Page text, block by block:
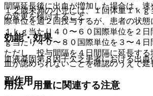
間隔延長後に出血が増加した場合は、
の変更を検討すること。
効能・効果
血液凝固第８因子欠乏患者における出血
副作用
１２歳未満の小児には、１回体重１ｋ
際単位を週２回投与するが、患者の状
１ｋｇ当たり４０〜６０国際単位を２日
ｇ当たり４０〜８０国際単位を３〜４日
ただし、投与間隔を４日間隔に延長する
血が認められないことを確認のうえで延
用法・用量に関連する注意